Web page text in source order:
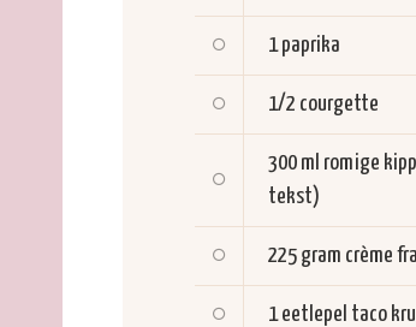
1 paprika
1/2 courgette
300 ml romige
tekst)
225 gram crème
1 eetlepel taco